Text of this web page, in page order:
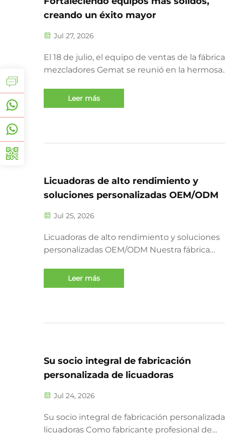
creando un éxito mayor
Jul 27, 2026
El 18 de julio, el equipo de ventas de la
mezcladores Gemat se reunió en la hermosa
un emocionante evento de formación de
Rodeados de un paisaje natural
Leer más
Licuadoras de alto rendimiento y
soluciones personalizadas OEM/ODM
Jul 25, 2026
Licuadoras de alto rendimiento y soluciones
personalizadas OEM/ODM Nuestra fábrica
soluciones de electrodomésticos de cocina
rendimiento. Toda nuestra gama de
Leer más
Su socio integral de fabricación
personalizada de licuadoras
Jul 24, 2026
Su socio integral de fabricación
licuadoras Como fabricante profesional de